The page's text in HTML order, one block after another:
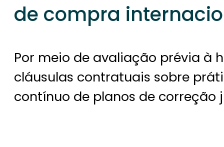
de compra
Por meio de avaliação prévia à
cláusulas contratuais sobre
contínuo de planos de correção